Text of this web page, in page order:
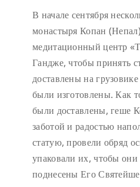
В начале сентября
монастыря Копан
медитационный центр
Гандже, чтобы принять
доставлены на
были изготовлены. Как
были доставлены, геше
заботой и радостью
статую, провели обряд
упаковали их, чтобы
поднесены Его